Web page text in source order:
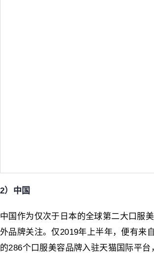
2）中国
中国作为仅次于日本的全球第二大口服
外品牌关注。仅2019年上半年，便有来
的286个口服美容品牌入驻天猫国际平台